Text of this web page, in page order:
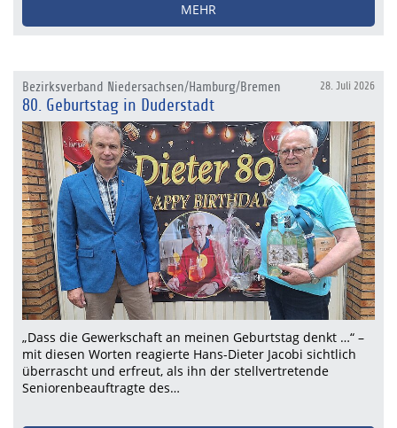
MEHR
28. Juli 2026
Bezirksverband Niedersachsen/Hamburg/Bremen
80. Geburtstag in Duderstadt
„Dass die Gewerkschaft an meinen Geburtstag denkt …“ –
mit diesen Worten reagierte Hans-Dieter Jacobi sichtlich
überrascht und erfreut, als ihn der stellvertretende
Seniorenbeauftragte des…